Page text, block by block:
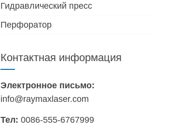
Гидравлический пресс
Перфоратор
Контактная информация
Электронное письмо:
info@raymaxlaser.com
Тел: 0086-555-6767999